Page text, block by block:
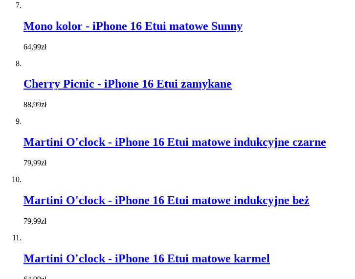
Mono kolor - iPhone 16 Etui matowe Sunny
64,99zł
Cherry Picnic - iPhone 16 Etui zamykane
88,99zł
Martini O'clock - iPhone 16 Etui matowe indukcyjne czarne
79,99zł
Martini O'clock - iPhone 16 Etui matowe indukcyjne beż
79,99zł
Martini O'clock - iPhone 16 Etui matowe karmel